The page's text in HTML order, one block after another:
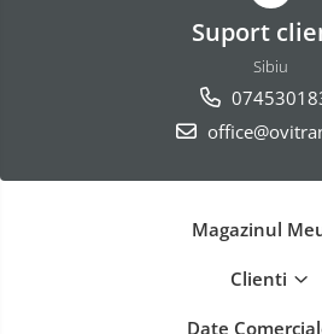
Suport
Sibiu
Magazinul
Clienti
Date